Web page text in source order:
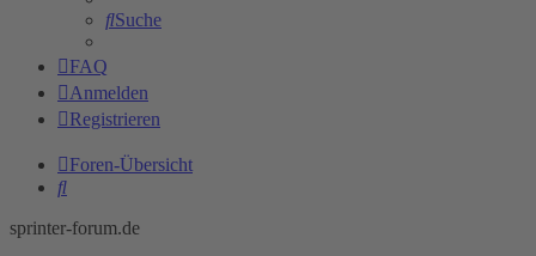
Suche
FAQ
Anmelden
Registrieren
Foren-Übersicht
Suche
sprinter-forum.de